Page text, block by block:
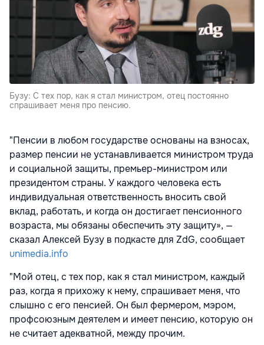
Бузу: С тех пор, как я стал министром, отец постоянно
спрашивает меня про пенсию.
"Пенсии в любом государстве основаны на взносах,
размер пенсии не устанавливается министром труда
и социальной защиты, премьер-министром или
президентом страны. У каждого человека есть
индивидуальная ответственность вносить свой
вклад, работать, и когда он достигает пенсионного
возраста, мы обязаны обеспечить эту защиту», —
сказал Алексей Бузу в подкасте для ZdG, сообщает
unimedia.info
"Мой отец, с тех пор, как я стал министром, каждый
раз, когда я прихожу к нему, спрашивает меня, что
слышно с его пенсией. Он был фермером, мэром,
профсоюзным деятелем и имеет пенсию, которую он
не считает адекватной, между прочим.